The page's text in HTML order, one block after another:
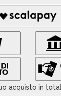
acquisto in